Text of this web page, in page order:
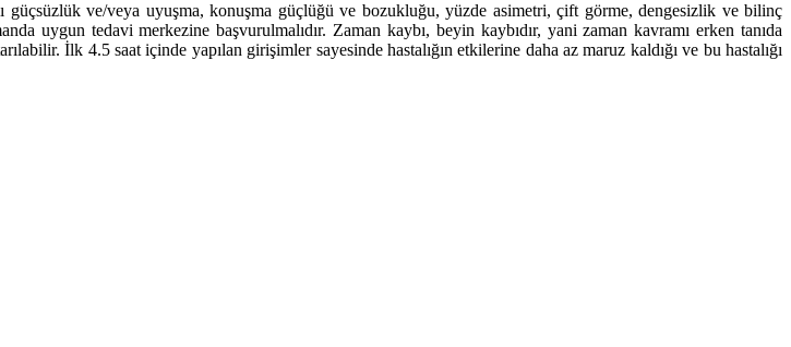
ve/veya uyuşma, konuşma güçlüğü ve bozukluğu, yüzde asimetri, çift görme, dengesizlik ve bilinç
uygun tedavi merkezine başvurulmalıdır. Zaman kaybı, beyin kaybıdır, yani zaman kavramı erken tanıda
İlk 4.5 saat içinde yapılan girişimler sayesinde hastalığın etkilerine daha az maruz kaldığı ve bu hastalığı